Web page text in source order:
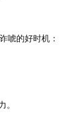
唬的好时机：